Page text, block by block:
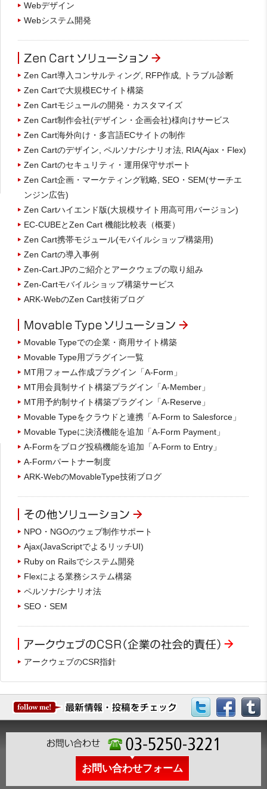
Webデザイン
Webシステム開発
Zen Cart導入コンサルティング, RFP作成, トラブル診断
Zen Cartで大規模ECサイト構築
Zen Cartモジュールの開発・カスタマイズ
Zen Cart制作会社(デザイン・企画会社)様向けサービス
Zen Cart海外向け・多言語ECサイトの制作
Zen Cartのデザイン, ペルソナ/シナリオ法, RIA(Ajax・Flex)
Zen Cartのセキュリティ・運用保守サポート
Zen Cart企画・マーケティング戦略, SEO・SEM(サーチエ
ンジン広告)
Zen Cartハイエンド版(大規模サイト用高可用バージョン)
EC-CUBEとZen Cart 機能比較表（概要）
Zen Cart携帯モジュール(モバイルショップ構築用)
Zen Cartの導入事例
Zen-Cart.JPのご紹介とアークウェブの取り組み
Zen-Cartモバイルショップ構築サービス
ARK-WebのZen Cart技術ブログ
Movable Typeでの企業・商用サイト構築
Movable Type用プラグイン一覧
MT用フォーム作成プラグイン「A-Form」
MT用会員制サイト構築プラグイン「A-Member」
MT用予約制サイト構築プラグイン「A-Reserve」
Movable Typeをクラウドと連携「A-Form to Salesforce」
Movable Typeに決済機能を追加「A-Form Payment」
A-Formをブログ投稿機能を追加「A-Form to Entry」
A-Formパートナー制度
ARK-WebのMovableType技術ブログ
NPO・NGOのウェブ制作サポート
Ajax(JavaScriptでよるリッチUI)
Ruby on Railsでシステム開発
Flexによる業務システム構築
ペルソナ/シナリオ法
SEO・SEM
アークウェブのCSR指針
お問い合わせフォーム